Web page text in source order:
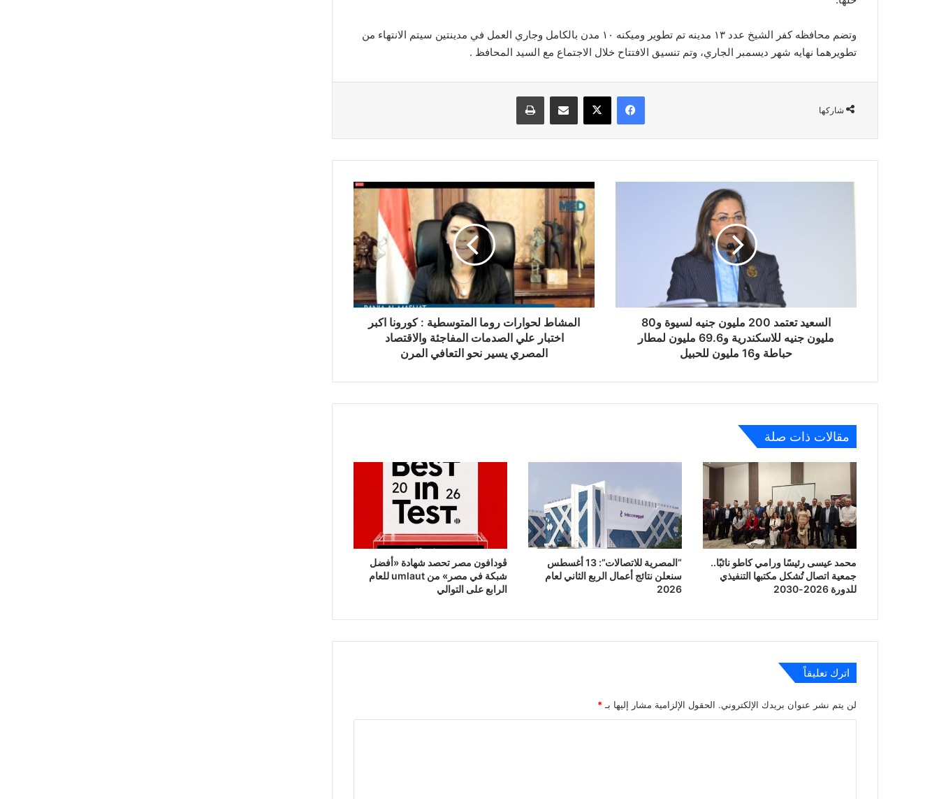
وتضم محافظه كفر الشيخ عدد ١٣ مدينه تم تطوير وميكنه ١٠ مدن بالكامل وجاري العمل في مدينتين سيتم الانتهاء من
تطويرهما نهايه شهر ديسمبر الجاري، وتم تنسيق الافتتاح خلال الاجتماع مع السيد المحافظ .
شاركها
فيسبوك ‫X مشاركة عبر البريد طباعة
جنيه
للاسكندرية
للحبيل
السعيد تعتمد 200 مليون جنيه لسيوة و80
مليون جنيه للاسكندرية و69.6 مليون لمطار
حباطة و16 مليون للحبيل
المشاط
لحوارات
روما
المتوسطية
كورونا
اكبر
اختبار
علي
الصدمات
المفاجئة
المشاط لحوارات روما المتوسطية : كورونا اكبر
اختبار علي الصدمات المفاجئة والاقتصاد
المصري يسير نحو التعافي المرن
مقالات ذات صلة
محمد عيسى رئيسًا ورامي كاطو نائبًا..
جمعية اتصال تُشكل مكتبها التنفيذي
للدورة 2026-2030
“المصرية للاتصالات”: 13 أغسطس
سنعلن نتائج أعمال الربع الثاني لعام
2026
ڤودافون مصر تحصد شهادة «أفضل
شبكة في مصر» من umlaut للعام
الرابع على التوالي
اترك تعليقاً
لن يتم نشر عنوان بريدك الإلكتروني. الحقول الإلزامية مشار إليها بـ*